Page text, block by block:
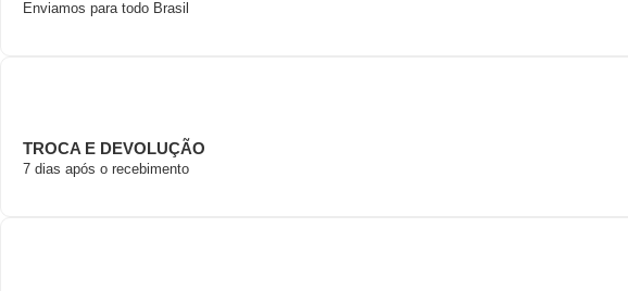
Enviamos para todo Brasil
TROCA E DEVOLUÇÃO
7 dias após o recebimento